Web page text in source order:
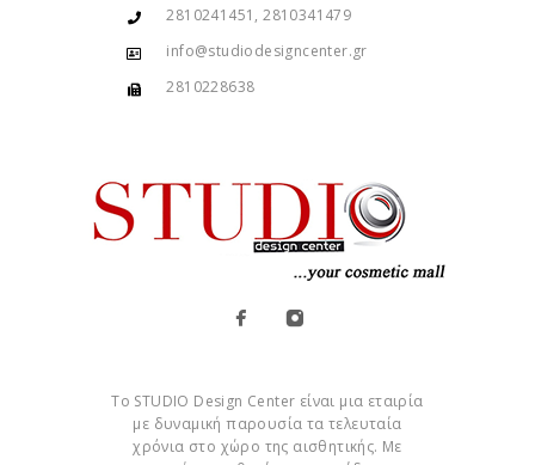
2810241451, 2810341479
info@studiodesigncenter.gr
2810228638
Το STUDIO Design Center είναι μια εταιρία
με δυναμική παρουσία τα τελευταία
χρόνια στο χώρο της αισθητικής. Με